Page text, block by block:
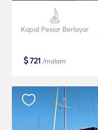
Kapal Pesiar Berlayar
$721 /malam